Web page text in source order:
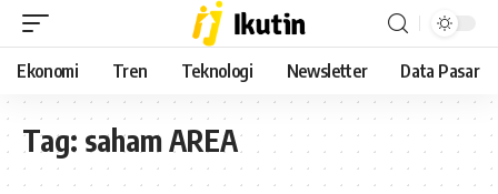
Ekonomi Tren Teknologi Newsletter Data Pasar
Tag: saham AREA